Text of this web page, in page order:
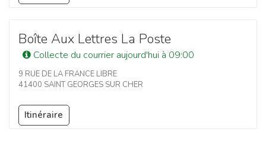
Boîte Aux Lettres La Poste
Collecte du courrier aujourd'hui à 09:00
9 RUE DE LA FRANCE LIBRE
41400 SAINT GEORGES SUR CHER
Itinéraire